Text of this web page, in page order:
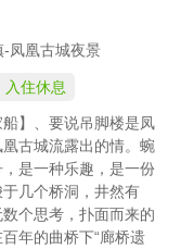
凤凰古城夜景
入住休息
】、要说吊脚楼是凤
古城流露出的情。蜿
是一种乐趣，是一份
几个桥洞，井然有
个思考，扑面而来的
年的曲桥下“廊桥遗